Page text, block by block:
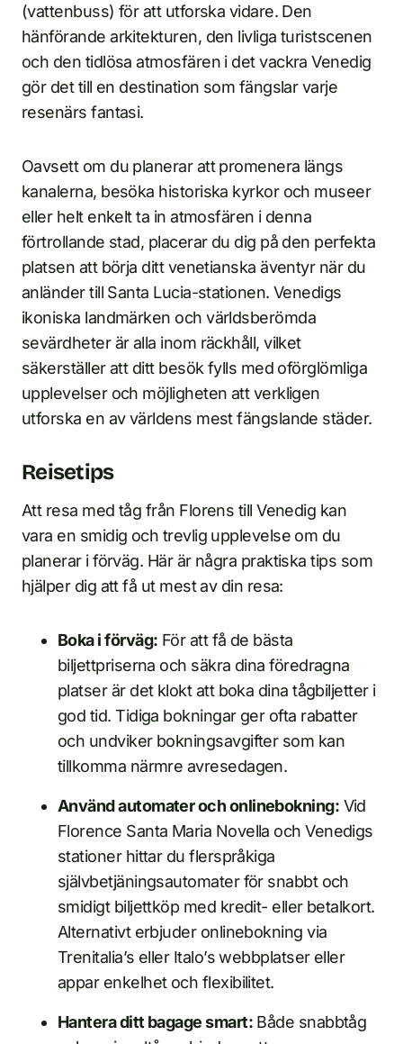
(vattenbuss) för att utforska vidare. Den
hänförande arkitekturen, den livliga turistscenen
och den tidlösa atmosfären i det vackra Venedig
gör det till en destination som fängslar varje
resenärs fantasi.
Oavsett om du planerar att promenera längs
kanalerna, besöka historiska kyrkor och museer
eller helt enkelt ta in atmosfären i denna
förtrollande stad, placerar du dig på den perfekta
platsen att börja ditt venetianska äventyr när du
anländer till Santa Lucia-stationen. Venedigs
ikoniska landmärken och världsberömda
sevärdheter är alla inom räckhåll, vilket
säkerställer att ditt besök fylls med oförglömliga
upplevelser och möjligheten att verkligen
utforska en av världens mest fängslande städer.
Reisetips
Att resa med tåg från Florens till Venedig kan
vara en smidig och trevlig upplevelse om du
planerar i förväg. Här är några praktiska tips som
hjälper dig att få ut mest av din resa:
Boka i förväg: För att få de bästa
biljettpriserna och säkra dina föredragna
platser är det klokt att boka dina tågbiljetter i
god tid. Tidiga bokningar ger ofta rabatter
och undviker bokningsavgifter som kan
tillkomma närmre avresedagen.
Använd automater och onlinebokning: Vid
Florence Santa Maria Novella och Venedigs
stationer hittar du flerspråkiga
självbetjäningsautomater för snabbt och
smidigt biljettköp med kredit- eller betalkort.
Alternativt erbjuder onlinebokning via
Trenitalia’s eller Italo’s webbplatser eller
appar enkelhet och flexibilitet.
Hantera ditt bagage smart:Både snabbtåg